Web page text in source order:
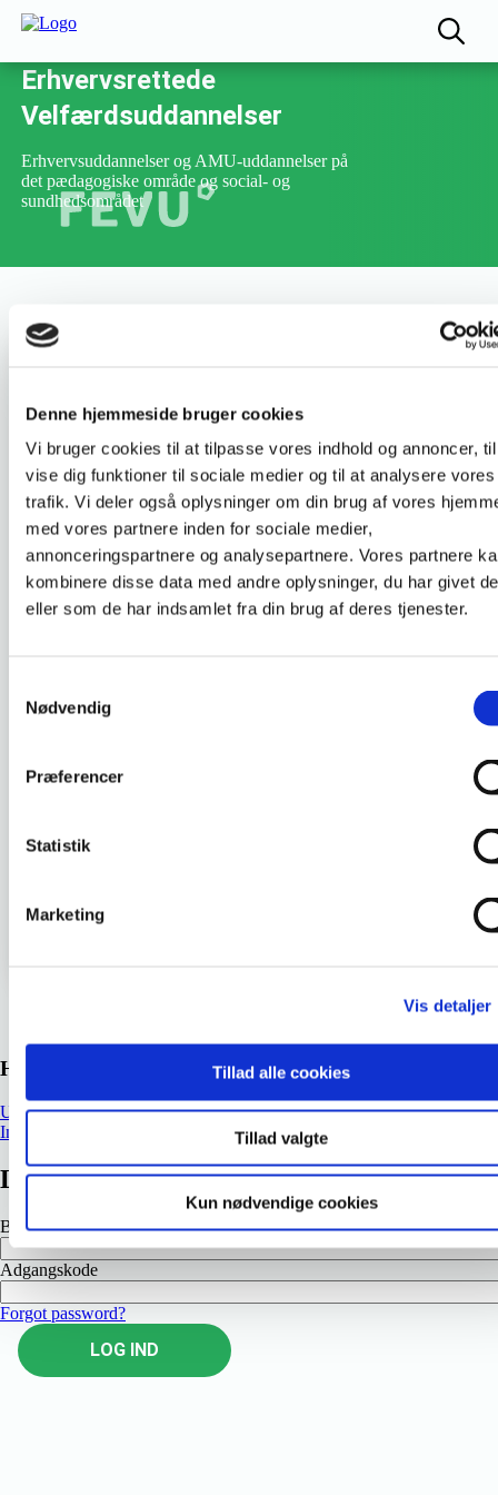
Denne hjemmeside bruger cookies
Vi bruger cookies til at tilpasse vores indhold og annoncer,
vise dig funktioner til sociale medier og til at analysere vores
trafik. Vi deler også oplysninger om din brug af vores
med vores partnere inden for sociale medier,
annonceringspartnere og analysepartnere. Vores partnere
kombinere disse data med andre oplysninger, du har givet
eller som de har indsamlet fra din brug af deres tjenester.
Nødvendig
Præferencer
Statistik
Marketing
Vis detaljer
Tillad alle cookies
Tillad valgte
Kun nødvendige cookies
Erhvervsrettede
Velfærdsuddannelser
Erhvervsuddannelser og AMU-uddannelser på
det pædagogiske område og social- og
sundhedsområdet
Uddannelsesnummer :41687
DKLL nummer : 3
Konflikthåndtering i sosu-
Kurset giver deltageren grundlæggende
dem. Kurset omfatter relevante værdier og
Hent uddannelsesmaterialer
Uddannelsens målformulering
Inspirationsmateriale
Log ind
Brugernavn
Adgangskode
Forgot password?